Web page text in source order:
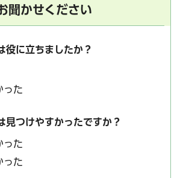
聞かせください
役に立ちましたか？
った
見つけやすかったですか？
った
った